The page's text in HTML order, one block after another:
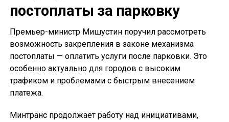
постоплаты за парковку
Премьер-министр Мишустин поручил рассмотреть
возможность закрепления в законе механизма
постоплаты — оплатить услуги после парковки. Это
особенно актуально для городов с высоким
трафиком и проблемами с быстрым внесением
платежа.
Минтранс продолжает работу над инициативами,